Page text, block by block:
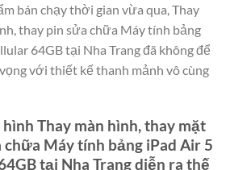
bán chạy thời gian vừa qua, Thay
thay pin sửa chữa Máy tính bảng
64GB tại Nha Trang đã không để
với thiết kế thanh mảnh vô cùng
Thay màn hình, thay mặt
Máy tính bảng iPad Air 5
tại Nha Trang diễn ra thế